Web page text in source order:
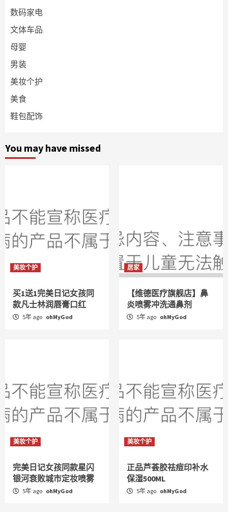
数码家电
文体车品
母婴
男装
美妆个护
美食
鞋包配饰
You may have missed
美妆个护
买1送1完美日记女孩同
款凡士林润唇膏口红
5年 ago ohMyGod
居家
【维德医疗旗舰店】鼻
炎喷雾冲洗通鼻剂
5年 ago ohMyGod
美妆个护
完美日记女孩同款星闪
银河衰败城市定妆喷雾
5年 ago ohMyGod
美妆个护
正品芦荟胶祛痘印补水
保湿500ML
5年 ago ohMyGod